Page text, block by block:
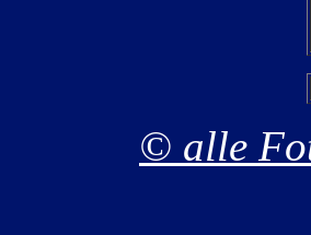
© alle